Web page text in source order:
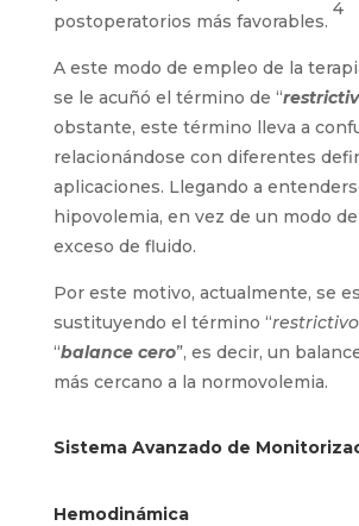
postoperatorios más favorables.
4
A este modo de empleo de la
se le acuñó el término de “
obstante, este término lleva a
relacionándose con diferentes
aplicaciones. Llegando a
hipovolemia, en vez de un modo
exceso de fluido.
Por este motivo, actualmente, se
sustituyendo el término “restrictivo
“balance cero”, es decir, un
más cercano a la normovolemia.
Sistema Avanzado de
Hemodinámica